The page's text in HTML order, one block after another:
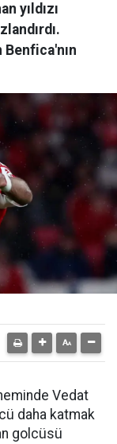
yıldızı
Vedat
daha katmak
golcüsü